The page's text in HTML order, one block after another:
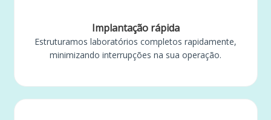
Implantação rápida
Estruturamos laboratórios completos rapidamente,
minimizando interrupções na sua operação.